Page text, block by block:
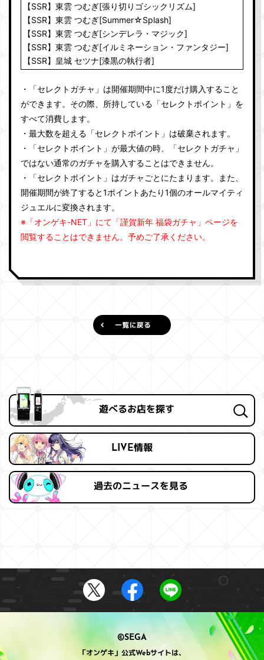
【SSR】東雲 つむぎ[張り切りゴシックリズム]
【SSR】東雲 つむぎ[Summer☆Splash]
【SSR】東雲 つむぎ[シンデレラ・マジック]
【SSR】東雲 つむぎ[イルミネーション・ファンタジー]
【SSR】皇城 セツナ[漆黒の執行者]
・「セレクトガチャ」は開催期間中に1度だけ購入すること
ができます。その際、所持している「セレクトポイント」を
すべて消費します。
・最大数を超える「セレクトポイント」は破棄されます。
・「セレクトポイント」が最大値の時、「セレクトガチャ」
ではない通常のガチャを購入することはできません。
・「セレクトポイント」はガチャごとにたまります。また、
開催期間が終了すると1ポイントあたり1個のオールマイティ
ジュエルに変換されます。
※「オンゲキ-NET」にて「謹賀新年 福袋ガチャ」ページを
閲覧することはできません。予めご了承ください。
遊べるお店を探す
LIVE情報
過去のニュースを見る
©SEGA
「オンゲキ」公式Webサイトは、